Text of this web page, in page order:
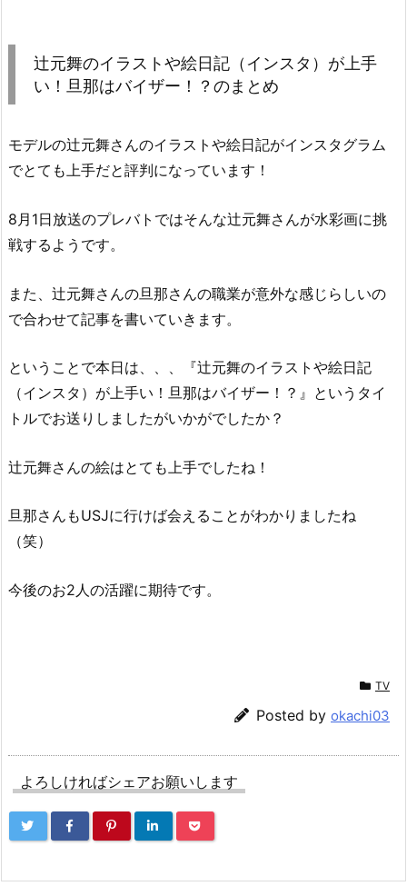
辻元舞のイラストや絵日記（インスタ）が上手
い！旦那はバイザー！？のまとめ
モデルの辻元舞さんのイラストや絵日記がインスタグラム
でとても上手だと評判になっています！
8月1日放送のプレバトではそんな辻元舞さんが水彩画に挑
戦するようです。
また、辻元舞さんの旦那さんの職業が意外な感じらしいの
で合わせて記事を書いていきます。
ということで本日は、、、『辻元舞のイラストや絵日記
（インスタ）が上手い！旦那はバイザー！？』というタイ
トルでお送りしましたがいかがでしたか？
辻元舞さんの絵はとても上手でしたね！
旦那さんもUSJに行けば会えることがわかりましたね
（笑）
今後のお2人の活躍に期待です。
TV
Posted by okachi03
よろしければシェアお願いします